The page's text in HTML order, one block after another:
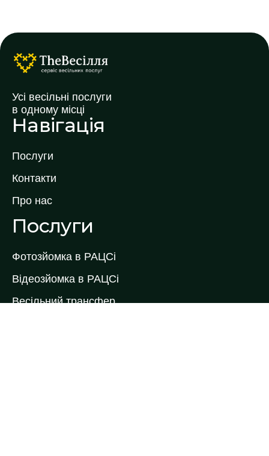
Усі весільні послуги
в одному місці
Навігація
Послуги
Контакти
Про нас
Послуги
Фотозйомка в РАЦСі
Відеозйомка в РАЦСі
Весільний трансфер